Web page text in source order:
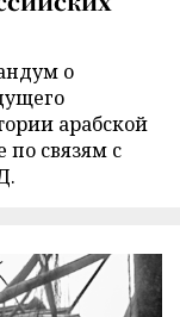
о
арабской
по связям с